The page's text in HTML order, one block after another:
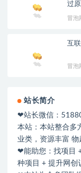
过
冒泡
互
冒泡
站长简介
❤站长微信：
本站：本站整合多
业类，资源丰富 物
❤能助您：找项目
种项目 + 提升网创